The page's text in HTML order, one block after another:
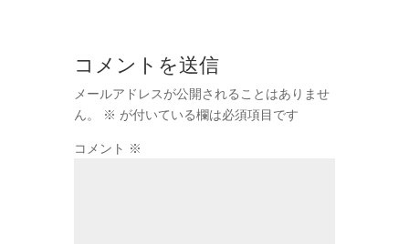
コメントを送信
メールアドレスが公開されることはありませ
ん。
※ が付いている欄は必須項目です
コメント ※